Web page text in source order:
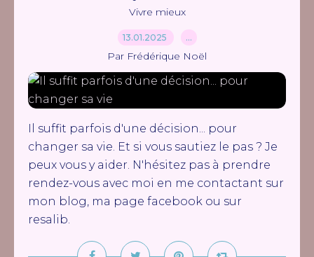
Vivre mieux
13.01.2025 …
Par Frédérique Noël
Il suffit parfois d'une décision... pour
changer sa vie. Et si vous sautiez le pas ? Je
peux vous y aider. N'hésitez pas à prendre
rendez-vous avec moi en me contactant sur
mon blog, ma page facebook ou sur
resalib.